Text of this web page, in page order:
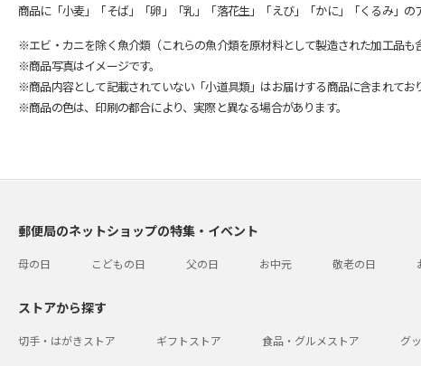
商品に「小麦」「そば」「卵」「乳」「落花生」「えび」「かに」「くるみ」の
※エビ・カニを除く魚介類（これらの魚介類を原材料として製造された加工品
※商品写真はイメージです。
※商品内容として記載されていない「小道具類」はお届けする商品に含まれてお
※商品の色は、印刷の都合により、実際と異なる場合があります。
郵便局のネットショップの特集・イベント
母の日 こどもの日 父の日 お中元 敬老の日
ストアから探す
切手・はがきストア ギフトストア 食品・グルメストア グ